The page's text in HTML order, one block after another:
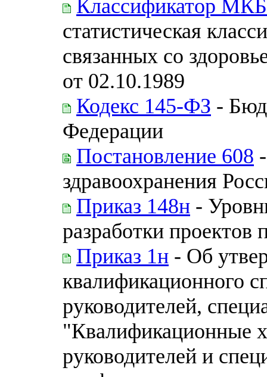
Классификатор
статистическая
связанных со
от 02.10.1989
Кодекс 145-ФЗ -
Федерации
Постановление 608
здравоохранения
Приказ 148н -
разработки проектов
Приказ 1н - Об
квалификационного
руководителей,
"Квалификационные
руководителей и